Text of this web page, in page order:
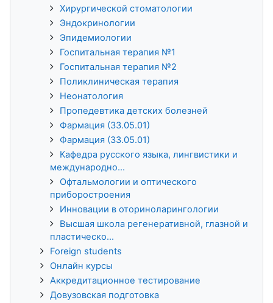
Хирургической стоматологии
Эндокринологии
Эпидемиологии
Госпитальная терапия №1
Госпитальная терапия №2
Поликлиническая терапия
Неонатология
Пропедевтика детских болезней
Фармация (33.05.01)
Фармация (33.05.01)
Кафедра русского языка, лингвистики и
международно...
Офтальмологии и оптического
приборостроения
Инновации в оториноларингологии
Высшая школа регенеративной, глазной и
пластическо...
Foreign students
Онлайн курсы
Аккредитационное тестирование
Довузовская подготовка